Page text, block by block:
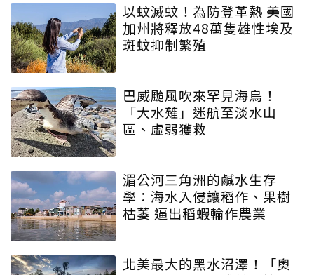
以蚊滅蚊！為防登革熱 美國
加州將釋放48萬隻雄性埃及
斑蚊抑制繁殖
巴威颱風吹來罕見海鳥！
「大水薙」迷航至淡水山
區、虛弱獲救
湄公河三角洲的鹹水生存
學：海水入侵讓稻作、果樹
枯萎 逼出稻蝦輪作農業
北美最大的黑水沼澤！「奧